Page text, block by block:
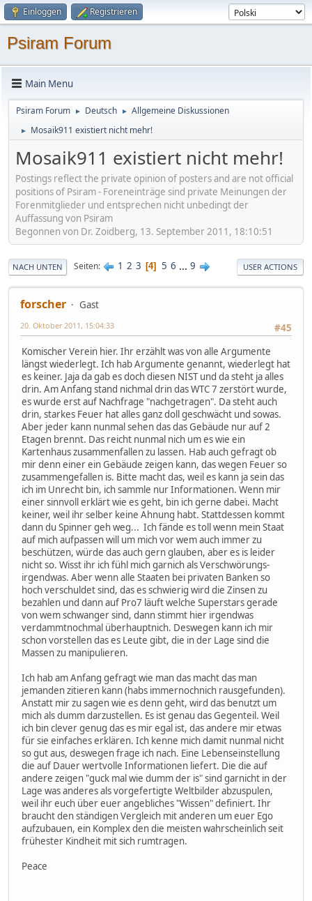
Einloggen Registrieren
Psiram Forum
Main Menu
Psiram Forum ► Deutsch ► Allgemeine Diskussionen
► Mosaik911 existiert nicht mehr!
Mosaik911 existiert nicht mehr!
Postings reflect the private opinion of posters and are not official
positions of Psiram - Foreneinträge sind private Meinungen der
Forenmitglieder und entsprechen nicht unbedingt der
Auffassung von Psiram
Begonnen von Dr. Zoidberg, 13. September 2011, 18:10:51
NACH UNTEN Seiten 1 2 3 4 5 6 ... 9 USER ACTIONS
forscher
Gast
#45
20. Oktober 2011, 15:04:33
Komischer Verein hier. Ihr erzählt was von alle Argumente
längst wiederlegt. Ich hab Argumente genannt, wiederlegt hat
es keiner. Jaja da gab es doch diesen NIST und da steht ja alles
drin. Am Anfang stand nichmal drin das WTC 7 zerstört wurde,
es wurde erst auf Nachfrage "nachgetragen". Da steht auch
drin, starkes Feuer hat alles ganz doll geschwächt und sowas.
Aber jeder kann nunmal sehen das das Gebäude nur auf 2
Etagen brennt. Das reicht nunmal nich um es wie ein
Kartenhaus zusammenfallen zu lassen. Hab auch gefragt ob
mir denn einer ein Gebäude zeigen kann, das wegen Feuer so
zusammengefallen is. Bitte macht das, weil es kann ja sein das
ich im Unrecht bin, ich sammle nur Informationen. Wenn mir
einer sinnvoll erklärt wie es geht, bin ich gerne dabei. Macht
keiner, weil ihr selber keine Ahnung habt. Stattdessen kommt
dann du Spinner geh weg... Ich fände es toll wenn mein Staat
auf mich aufpassen will um mich vor wem auch immer zu
beschützen, würde das auch gern glauben, aber es is leider
nicht so. Wisst ihr ich fühl mich garnich als Verschwörungs-
irgendwas. Aber wenn alle Staaten bei privaten Banken so
hoch verschuldet sind, das es schwierig wird die Zinsen zu
bezahlen und dann auf Pro7 läuft welche Superstars gerade
von wem schwanger sind, dann stimmt hier irgendwas
verdammtnochmal überhauptnich. Deswegen kann ich mir
schon vorstellen das es Leute gibt, die in der Lage sind die
Massen zu manipulieren.
Ich hab am Anfang gefragt wie man das macht das man
jemanden zitieren kann (habs immernochnich rausgefunden).
Anstatt mir zu sagen wie es denn geht, wird das benutzt um
mich als dumm darzustellen. Es ist genau das Gegenteil. Weil
ich bin clever genug das es mir egal ist, das andere mir etwas
für sie einfaches erklären. Ich kenne mich damit nunmal nicht
so gut aus, deswegen frage ich nach. Eine Lebenseinstellung
die auf Dauer wertvolle Informationen liefert. Die die auf
andere zeigen "guck mal wie dumm der is" sind garnicht in der
Lage was anderes als vorgefertigte Weltbilder abzuspulen,
weil ihr euch über euer angebliches "Wissen" definiert. Ihr
braucht den ständigen Vergleich mit anderen um euer Ego
aufzubauen, ein Komplex den die meisten wahrscheinlich seit
frühester Kindheit mit sich rumtragen.
Peace